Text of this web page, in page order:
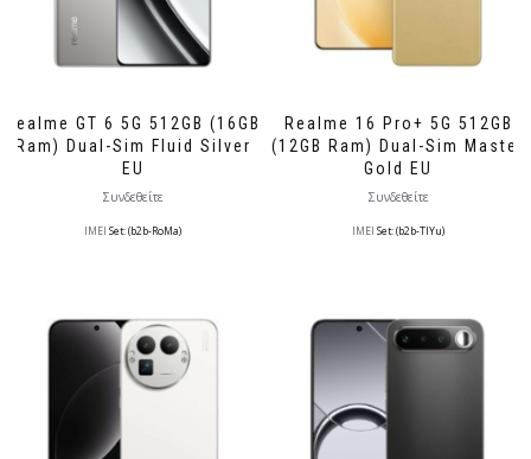
Realme GT 6 5G 512GB (16GB
Ram) Dual-Sim Fluid Silver
EU
Συνδεθείτε
IMEI Set: (b2b-RoMa)
Realme 16 Pro+ 5G 512GB
(12GB Ram) Dual-Sim Master
Gold EU
Συνδεθείτε
IMEI Set: (b2b-TlYu)